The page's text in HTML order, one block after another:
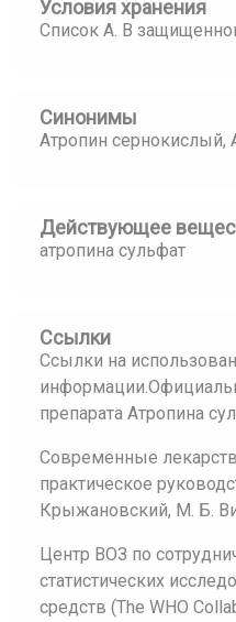
Условия хранения
Список А. В
Синонимы
Атропин сернокислый,
Действующее
атропина сульфат
Ссылки
Ссылки на
препарата Атропина
Современные
практическое
Крыжановский, М. Б.
Центр ВОЗ по
статистических
средств (The WHO